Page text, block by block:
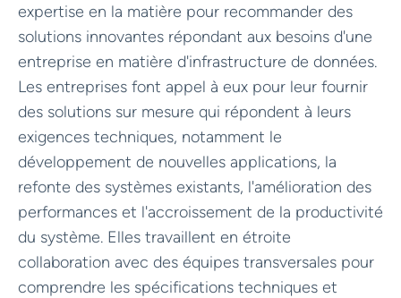
expertise en la matière pour recommander des
solutions innovantes répondant aux besoins d'une
entreprise en matière d'infrastructure de données.
Les entreprises font appel à eux pour leur fournir
des solutions sur mesure qui répondent à leurs
exigences techniques, notamment le
développement de nouvelles applications, la
refonte des systèmes existants, l'amélioration des
performances et l'accroissement de la productivité
du système. Elles travaillent en étroite
collaboration avec des équipes transversales pour
comprendre les spécifications techniques et